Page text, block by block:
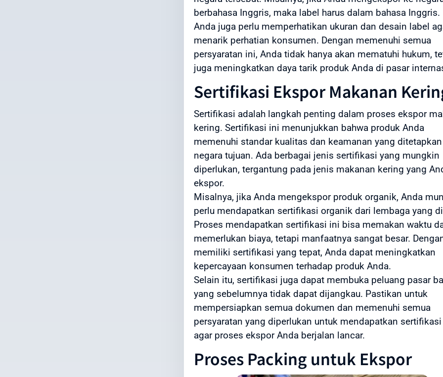
berbahasa Inggris, maka label harus dalam bahasa Inggris.
Anda juga perlu memperhatikan ukuran dan desain label
menarik perhatian konsumen. Dengan memenuhi semua
persyaratan ini, Anda tidak hanya akan mematuhi hukum,
juga meningkatkan daya tarik produk Anda di pasar
Sertifikasi Ekspor Makanan
Sertifikasi adalah langkah penting dalam proses ekspor
kering. Sertifikasi ini menunjukkan bahwa produk Anda
memenuhi standar kualitas dan keamanan yang
negara tujuan. Ada berbagai jenis sertifikasi yang mungkin
diperlukan, tergantung pada jenis makanan kering yang
ekspor.
Misalnya, jika Anda mengekspor produk organik, Anda
perlu mendapatkan sertifikasi organik dari lembaga yang
Proses mendapatkan sertifikasi ini bisa memakan waktu
memerlukan biaya, tetapi manfaatnya sangat besar.
memiliki sertifikasi yang tepat, Anda dapat meningkatkan
kepercayaan konsumen terhadap produk Anda.
Selain itu, sertifikasi juga dapat membuka peluang pasar
yang sebelumnya tidak dapat dijangkau. Pastikan untuk
mempersiapkan semua dokumen dan memenuhi semua
persyaratan yang diperlukan untuk mendapatkan
agar proses ekspor Anda berjalan lancar.
Proses Packing untuk Ekspor